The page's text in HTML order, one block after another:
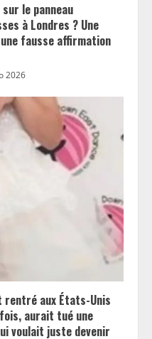
le panneau
à Londres ? Une
fausse affirmation
2026
rentré aux États-Unis
aurait tué une
voulait juste devenir